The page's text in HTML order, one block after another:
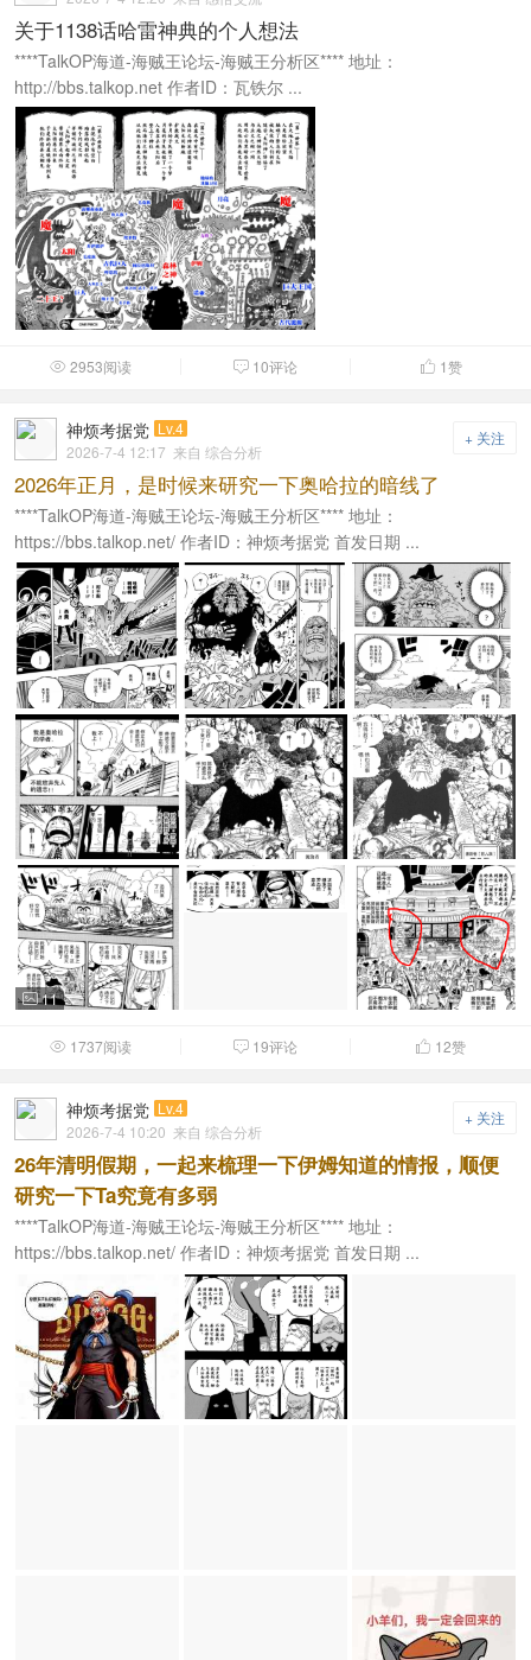
关于1138话哈雷神典的个人想法
****TalkOP海道-海贼王论坛-海贼王分析区**** 地址：
http://bbs.talkop.net 作者ID：瓦铁尔 ...
 2953阅读  10评论  1赞
+ 关注
神烦考据党 Lv.4
2026-7-4 12:17 来自 综合分析
2026年正月，是时候来研究一下奥哈拉的暗线了
****TalkOP海道-海贼王论坛-海贼王分析区**** 地址：
https://bbs.talkop.net/ 作者ID：神烦考据党 首发日期 ...
 11
 1737阅读  19评论  12赞
+ 关注
神烦考据党 Lv.4
2026-7-4 10:20 来自 综合分析
26年清明假期，一起来梳理一下伊姆知道的情报，顺便
研究一下Ta究竟有多弱
****TalkOP海道-海贼王论坛-海贼王分析区**** 地址：
https://bbs.talkop.net/ 作者ID：神烦考据党 首发日期 ...